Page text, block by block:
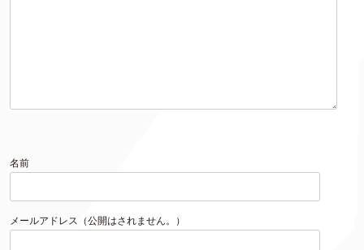
名前
メールアドレス（公開はされません。）